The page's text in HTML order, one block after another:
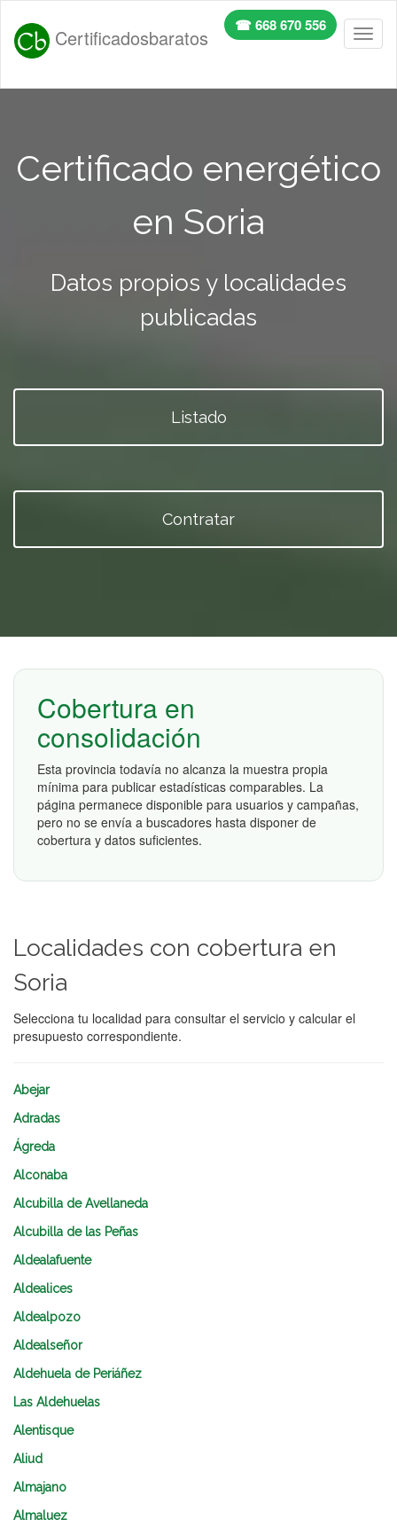
☎ 668 670 556
Certificadosbaratos
Certificado energético
en Soria
Datos propios y localidades
publicadas
Listado
Contratar
Cobertura en
consolidación
Esta provincia todavía no alcanza la muestra propia
mínima para publicar estadísticas comparables. La
página permanece disponible para usuarios y campañas,
pero no se envía a buscadores hasta disponer de
cobertura y datos suficientes.
Localidades con cobertura en
Soria
Selecciona tu localidad para consultar el servicio y calcular el
presupuesto correspondiente.
Abejar
Adradas
Ágreda
Alconaba
Alcubilla de Avellaneda
Alcubilla de las Peñas
Aldealafuente
Aldealices
Aldealpozo
Aldealseñor
Aldehuela de Periáñez
Las Aldehuelas
Alentisque
Aliud
Almajano
Almaluez